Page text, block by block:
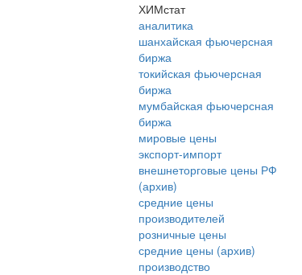
ХИМстат
аналитика
шанхайская фьючерсная
биржа
токийская фьючерсная
биржа
мумбайская фьючерсная
биржа
мировые цены
экспорт-импорт
внешнеторговые цены РФ
(архив)
средние цены
производителей
розничные цены
средние цены (архив)
производство